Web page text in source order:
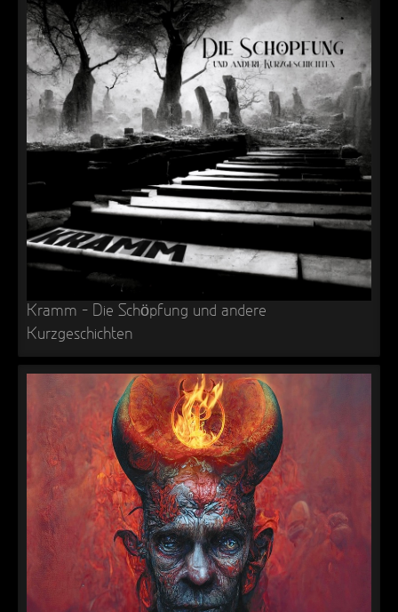
Kramm – Die Schöpfung und andere
Kurzgeschichten